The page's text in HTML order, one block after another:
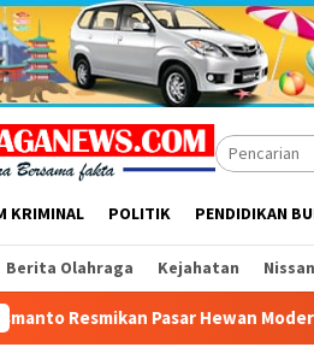
KRIMINAL POLITIK PENDIDIKAN
Berita Olahraga Kejahatan Nissan
Hewan Modern di Jonggol